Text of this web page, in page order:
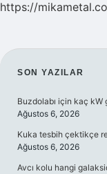
https://
SON YAZILAR
Buzdolabı için kaç kW
Ağustos 6, 2026
Kuka tesbih çektikçe
Ağustos 6, 2026
Avcı kolu hangi